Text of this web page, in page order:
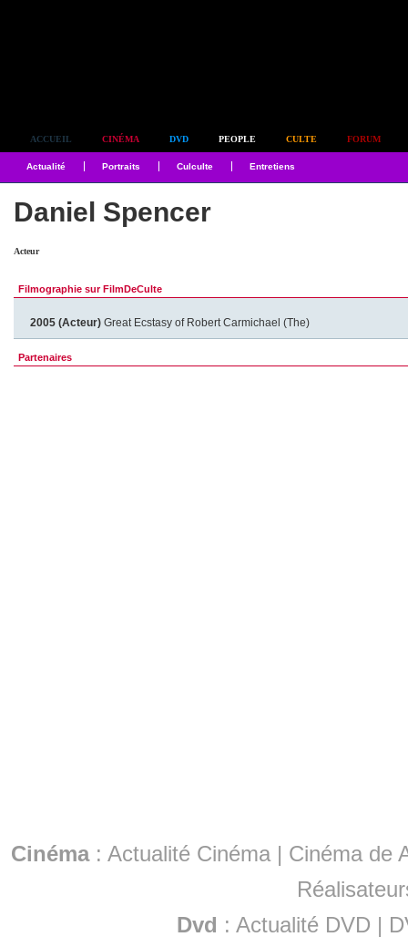
ACCUEIL CINÉMA DVD PEOPLE CULTE FORUM
Actualité Portraits Culculte Entretiens
Daniel Spencer
Acteur
Filmographie sur FilmDeCulte
2005 (Acteur) Great Ecstasy of Robert Carmichael (The)
Partenaires
Cinéma: Actualité Cinéma | Cinéma de
Dvd : Actualité DVD |